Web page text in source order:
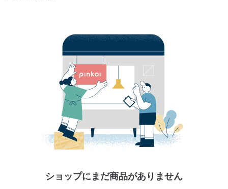
ショップにまだ商品がありません